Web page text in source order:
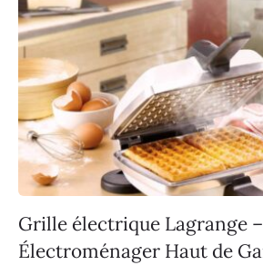
Grille électrique Lagrange –
Électroménager Haut de